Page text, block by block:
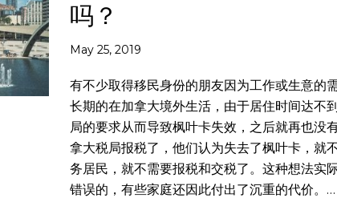
吗？
May 25, 2019
有不少取得移民身份的朋友因为工作或生意的
长期的在加拿大境外生活，由于居住时间达不
局的要求从而导致枫叶卡失效，之后就再也没
拿大税局报税了，他们认为失去了枫叶卡，就
务居民，就不需要报税和交税了。这种想法实
错误的，有些家庭还因此付出了沉重的代价。…